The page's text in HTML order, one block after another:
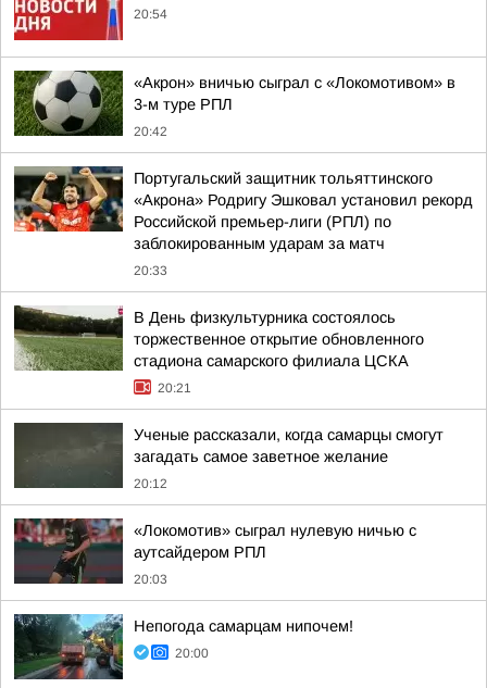
20:54
«Акрон» вничью сыграл с «Локомотивом» в
3-м туре РПЛ
20:42
Португальский защитник тольяттинского
«Акрона» Родригу Эшковал установил рекорд
Российской премьер-лиги (РПЛ) по
заблокированным ударам за матч
20:33
В День физкультурника состоялось
торжественное открытие обновленного
стадиона самарского филиала ЦСКА
20:21
Ученые рассказали, когда самарцы смогут
загадать самое заветное желание
20:12
«Локомотив» сыграл нулевую ничью с
аутсайдером РПЛ
20:03
Непогода самарцам нипочем!
20:00